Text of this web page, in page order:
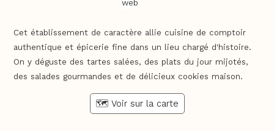
Cet établissement de caractère allie cuisine de comptoir
authentique et épicerie fine dans un lieu chargé d'histoire.
On y déguste des tartes salées, des plats du jour mijotés,
des salades gourmandes et de délicieux cookies maison.
🗺️ Voir sur la carte